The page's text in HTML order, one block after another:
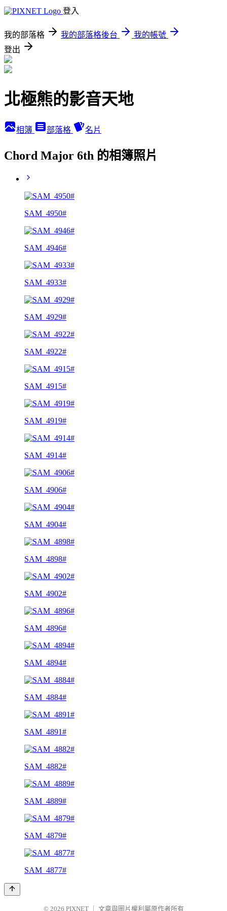
登入
我的部落格 我的部落格後台
我的帳號
登出
北極熊的影音天地
相簿 部落格 名片
Chord Major 6th 的相簿照片
SAM_4950#
SAM_4946#
SAM_4933#
SAM_4929#
SAM_4922#
SAM_4915#
SAM_4919#
SAM_4914#
SAM_4906#
SAM_4904#
SAM_4898#
SAM_4902#
SAM_4896#
SAM_4894#
SAM_4884#
SAM_4891#
SAM_4882#
SAM_4889#
SAM_4879#
SAM_4877#
© 2026 PIXNET 文章與圖片權利屬原作者所有